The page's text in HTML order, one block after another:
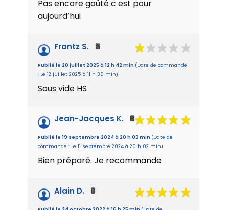
Pas encore goûté c est pour
aujourd’hui
Frantz S.
Publié le 20 juillet 2025 à 12 h 42 min (Date de commande
: Le 12 juillet 2025 à 11 h 30 min)
Sous vide HS
Jean-Jacques K.
Publié le 19 septembre 2024 à 20 h 03 min (Date de
commande : Le 11 septembre 2024 à 20 h 02 min)
Bien préparé. Je recommande
Alain D.